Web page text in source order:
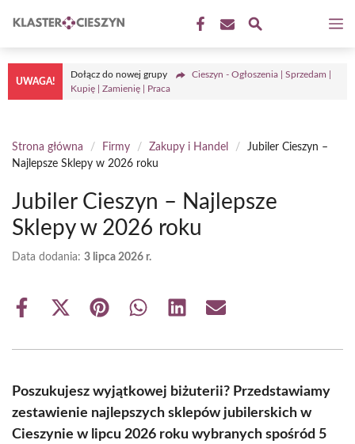
do
treści
UWAGA!
Dołącz do nowej grupy
Cieszyn - Ogłoszenia | Sprzedam |
Kupię | Zamienię | Praca
Strona główna / Firmy / Zakupy i Handel /
Jubiler Cieszyn –
Najlepsze Sklepy w 2026 roku
Jubiler Cieszyn – Najlepsze
Sklepy w 2026 roku
Data dodania: 3 lipca 2026 r.
Share
Share
(Twitter)
Share Share Share Share
Poszukujesz wyjątkowej biżuterii? Przedstawiamy
zestawienie najlepszych sklepów jubilerskich w
Cieszynie w lipcu 2026 roku wybranych spośród 5